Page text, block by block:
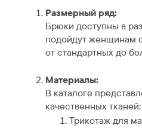
Размерный ряд:
Брюки доступны в
подойдут женщинам
от стандартных до
Материалы:
В каталоге
качественных тканей:
Трикотаж для